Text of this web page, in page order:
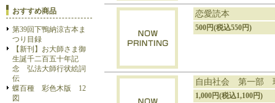
おすすめ商品
第39回下鴨納涼古本ま
つり目録
【新刊】お大師さま御
生誕千二百五十年記
念 弘法大師行状絵詞
伝
蝶百種 彩色木版 12
図
恋愛読本
500円(税込550円)
自由社会 第一部
1,000円(税込1,100円)